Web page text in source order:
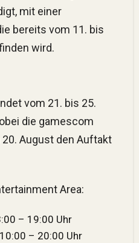
mit einer
bereits vom 11. bis
wird.
vom 21. bis 25.
die gamescom
August den Auftakt
Area:
– 19:00 Uhr
– 20:00 Uhr